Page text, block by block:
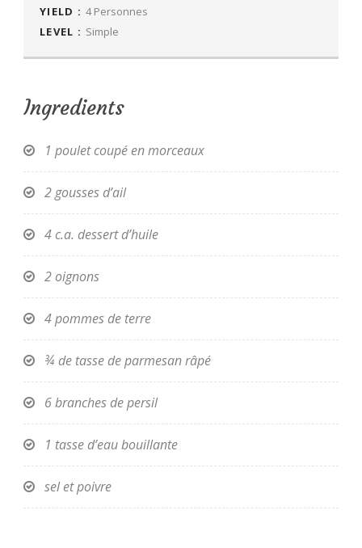
YIELD : 4 Personnes
LEVEL : Simple
Ingredients
1 poulet coupé en morceaux
2 gousses d’ail
4 c.a. dessert d’huile
2 oignons
4 pommes de terre
¾ de tasse de parmesan râpé
6 branches de persil
1 tasse d’eau bouillante
sel et poivre